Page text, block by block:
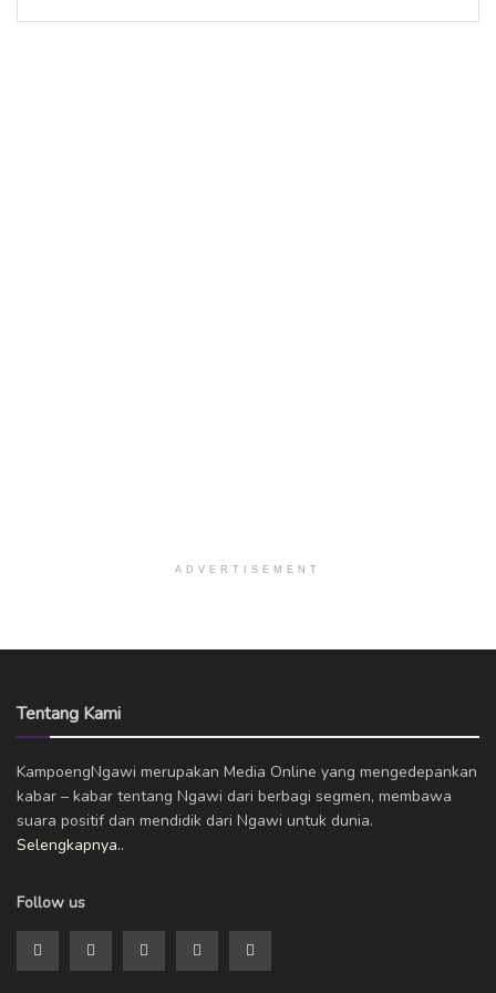
ADVERTISEMENT
Tentang Kami
KampoengNgawi merupakan Media Online yang mengedepankan
kabar – kabar tentang Ngawi dari berbagi segmen, membawa
suara positif dan mendidik dari Ngawi untuk dunia.
Selengkapnya..
Follow us